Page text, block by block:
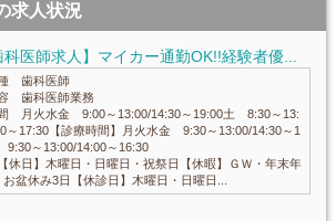
求人状況
科医師求人】マイカー通勤OK!!経験者優...
歯科医師
歯科医師業務
月火水金 9:00～13:00/14:30～19:00土 8:30～13:
～17:30【診療時間】月火水金 9:30～13:00/14:30～1
～13:00/14:00～16:30
日】木曜日・日曜日・祝祭日【休暇】ＧＷ・年末年
盆休み3日【休診日】木曜日・日曜日...